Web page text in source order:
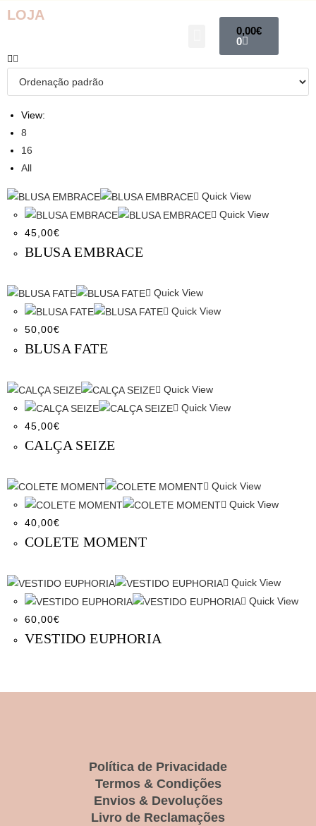
0,00€
0
LOJA
View:
8
16
All
Quick View
Quick View
45,00€
BLUSA EMBRACE
Quick View
Quick View
50,00€
BLUSA FATE
Quick View
Quick View
45,00€
CALÇA SEIZE
Quick View
Quick View
40,00€
COLETE MOMENT
Quick View
Quick View
60,00€
VESTIDO EUPHORIA
Política de Privacidade
Termos & Condições
Envios & Devoluções
Livro de Reclamações